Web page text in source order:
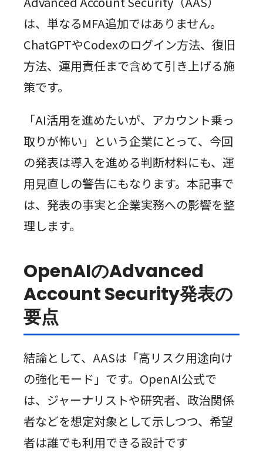
は、単なるMFA追加ではありません。
ChatGPTやCodexのログイン方法、復旧
方法、運用責任まで含めて引き上げる施
策です。
「AI活用を進めたいが、アカウント乗っ
取りが怖い」という企業にとって、今回
の発表は導入を進める判断材料にも、運
用見直しの警告にもなります。本記事で
は、発表の事実と企業実務への影響を整
理します。
OpenAIのAdvanced
Account Security発表の
要点
結論として、AASは「高リスク用途向け
の強化モード」です。OpenAI公式で
は、ジャーナリストや研究者、政治関係
者などを想定対象として示しつつ、希望
者は誰でも利用できる設計です